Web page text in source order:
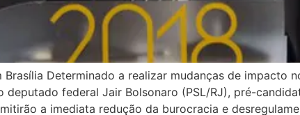
Determinado a realizar mudanças de impacto
federal Jair Bolsonaro (PSL/RJ), pré-
a imediata redução da burocracia e